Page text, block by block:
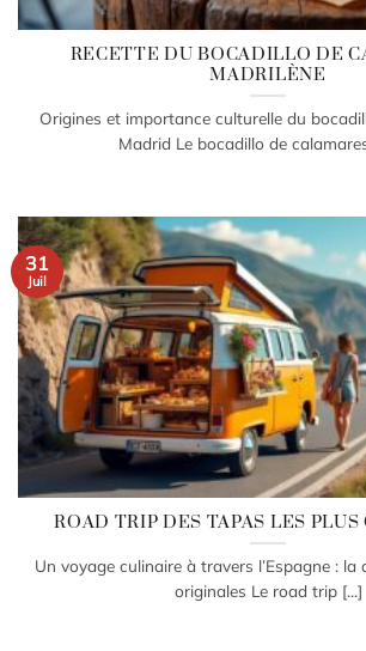
RECETTE DU BOCADILLO DE
MADRILÈNE
Origines et importance culturelle du
Madrid Le bocadillo de
ROAD TRIP DES TAPAS LES
Un voyage culinaire à travers l’Espagne : la
originales Le road trip [...]
31
Juil